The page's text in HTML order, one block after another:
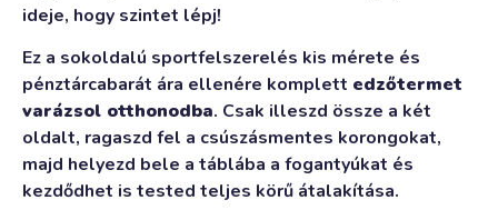
ideje, hogy szintet lépj!
Ez a sokoldalú sportfelszerelés kis mérete és
pénztárcabarát ára ellenére komplett edzőtermet
varázsol otthonodba. Csak illeszd össze a két
oldalt, ragaszd fel a csúszásmentes korongokat,
majd helyezd bele a táblába a fogantyúkat és
kezdődhet is tested teljes körű átalakítása.